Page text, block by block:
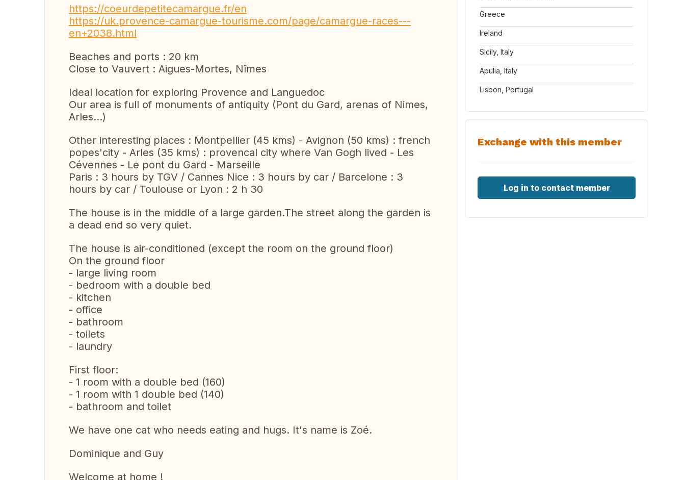
https://coeurdepetitecamargue.fr/en
https://uk.provence-camargue-tourisme.com/page/camargue-races---
en+2038.html
Beaches and ports : 20 km
Close to Vauvert : Aigues-Mortes, Nîmes
Ideal location for exploring Provence and Languedoc
Our area is full of monuments of antiquity (Pont du Gard, arenas of Nimes,
Arles...)
Other interesting places : Montpellier (45 kms) - Avignon (50 kms) : french
popes'city - Arles (35 kms) : provencal city where Van Gogh lived - Les
Cévennes - Le pont du Gard - Marseille
Paris : 3 hours by TGV / Cannes Nice : 3 hours by car / Barcelone : 3
hours by car / Toulouse or Lyon : 2 h 30
The house is in the middle of a large garden.The street along the garden is
a dead end so very quiet.
The house is air-conditioned (except the room on the ground floor)
On the ground floor
- large living room
- bedroom with a double bed
- kitchen
- office
- bathroom
- toilets
- laundry
First floor:
- 1 room with a double bed (160)
- 1 room with 1 double bed (140)
- bathroom and toilet
We have one cat who needs eating and hugs. It's name is Zoé.
Dominique and Guy
Welcome at home !
Greece
Ireland
Sicily, Italy
Apulia, Italy
Lisbon, Portugal
Exchange with this member
Log in to contact member